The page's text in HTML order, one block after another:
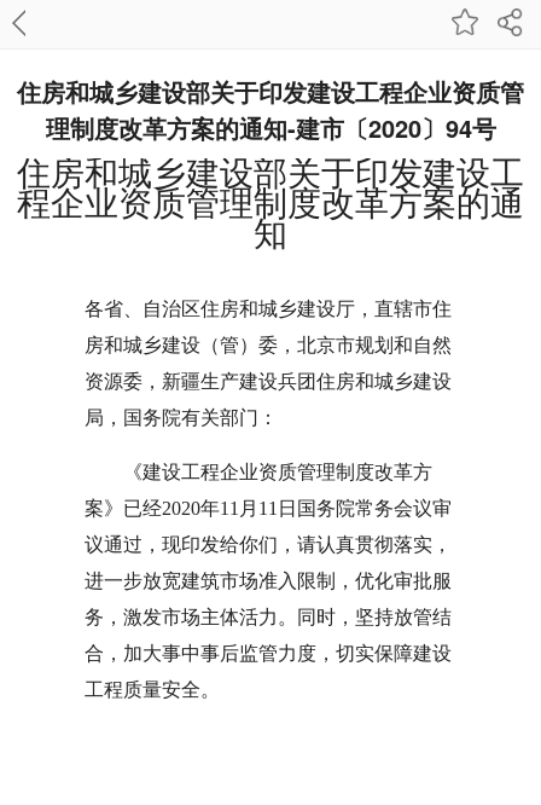
住房和城乡建设部关于印发建设工程企业资质管
理制度改革方案的通知-建市〔2020〕94号
住房和城乡建设部关于印发建设工
程企业资质管理制度改革方案的通
知
各省、自治区住房和城乡建设厅，直辖市住
房和城乡建设（管）委，北京市规划和自然
资源委，新疆生产建设兵团住房和城乡建设
局，国务院有关部门：
《建设工程企业资质管理制度改革方
案》已经2020年11月11日国务院常务会议审
议通过，现印发给你们，请认真贯彻落实，
进一步放宽建筑市场准入限制，优化审批服
务，激发市场主体活力。同时，坚持放管结
合，加大事中事后监管力度，切实保障建设
工程质量安全。